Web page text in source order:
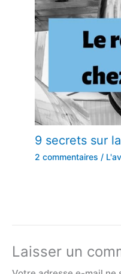
9 secrets sur
2 commentaires /
Laisser un